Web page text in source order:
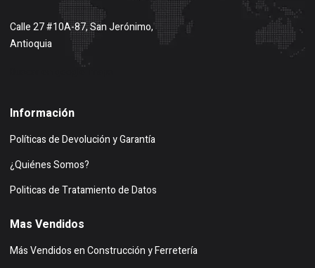
Calle 27 #10A-87, San Jerónimo,
Antioquia
Información
Políticas de Devolución y Garantía
¿Quiénes Somos?
Politicas de Tratamiento de Datos
Mas Vendidos
Más Vendidos en Construcción y Ferretería